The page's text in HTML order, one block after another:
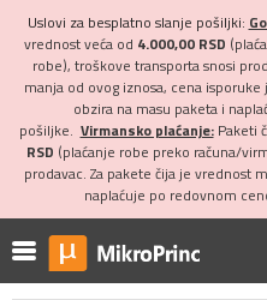
Uslovi za besplatno slanje pošiljki:
vrednost veća od 4.000,00 RSD
robe), troškove transporta snosi
manja od ovog iznosa, cena isporuke
obzira na masu paketa i
pošiljke. Virmansko plaćanje:Paketi
RSD (plaćanje robe preko računa/
prodavac. Za pakete čija je vrednost
naplaćuje po redovnom